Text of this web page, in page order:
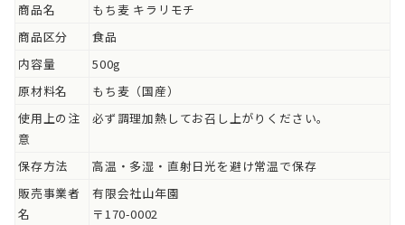
商品名
もち麦 キラリモチ
商品区分
食品
内容量
500g
原材料名
もち麦（国産）
使用上の注
意
必ず調理加熱してお召し上がりください。
保存方法
高温・多湿・直射日光を避け常温で保存
販売事業者
名
有限会社山年園
〒170-0002